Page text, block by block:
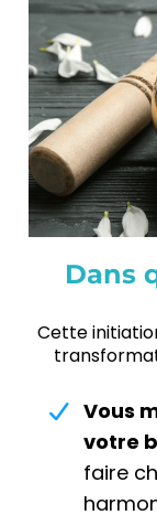
Dans
Cette
Vous
votre
faire